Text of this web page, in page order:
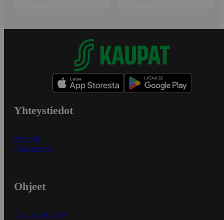
Yhteystiedot
Myymälät
Asiakaspalvelu
Ohjeet
Ensitilaajan ohjeet